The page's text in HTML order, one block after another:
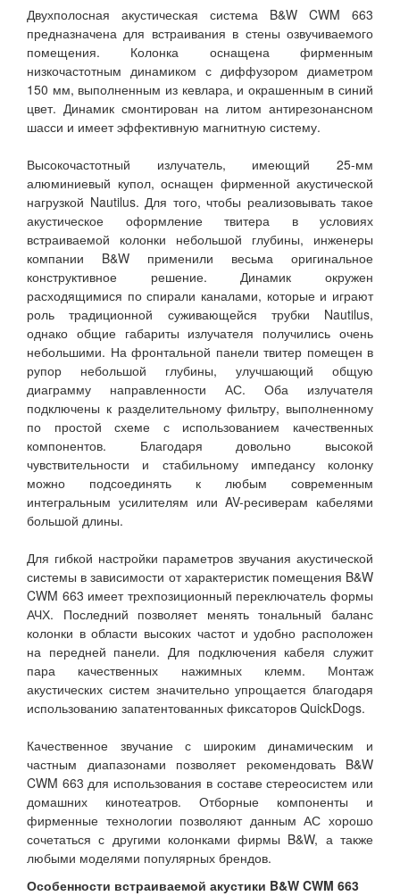
Двухполосная акустическая система B&W CWM 663
предназначена для встраивания в стены озвучиваемого
помещения. Колонка оснащена фирменным
низкочастотным динамиком с диффузором диаметром
150 мм, выполненным из кевлара, и окрашенным в синий
цвет. Динамик смонтирован на литом антирезонансном
шасси и имеет эффективную магнитную систему.
Высокочастотный излучатель, имеющий 25-мм
алюминиевый купол, оснащен фирменной акустической
нагрузкой Nautilus. Для того, чтобы реализовывать такое
акустическое оформление твитера в условиях
встраиваемой колонки небольшой глубины, инженеры
компании B&W применили весьма оригинальное
конструктивное решение. Динамик окружен
расходящимися по спирали каналами, которые и играют
роль традиционной суживающейся трубки Nautilus,
однако общие габариты излучателя получились очень
небольшими. На фронтальной панели твитер помещен в
рупор небольшой глубины, улучшающий общую
диаграмму направленности АС. Оба излучателя
подключены к разделительному фильтру, выполненному
по простой схеме с использованием качественных
компонентов. Благодаря довольно высокой
чувствительности и стабильному импедансу колонку
можно подсоединять к любым современным
интегральным усилителям или AV-ресиверам кабелями
большой длины.
Для гибкой настройки параметров звучания акустической
системы в зависимости от характеристик помещения B&W
CWM 663 имеет трехпозиционный переключатель формы
АЧХ. Последний позволяет менять тональный баланс
колонки в области высоких частот и удобно расположен
на передней панели. Для подключения кабеля служит
пара качественных нажимных клемм. Монтаж
акустических систем значительно упрощается благодаря
использованию запатентованных фиксаторов QuickDogs.
Качественное звучание с широким динамическим и
частным диапазонами позволяет рекомендовать B&W
CWM 663 для использования в составе стереосистем или
домашних кинотеатров. Отборные компоненты и
фирменные технологии позволяют данным АС хорошо
сочетаться с другими колонками фирмы B&W, а также
любыми моделями популярных брендов.
Особенности встраиваемой акустики B&W CWM 663